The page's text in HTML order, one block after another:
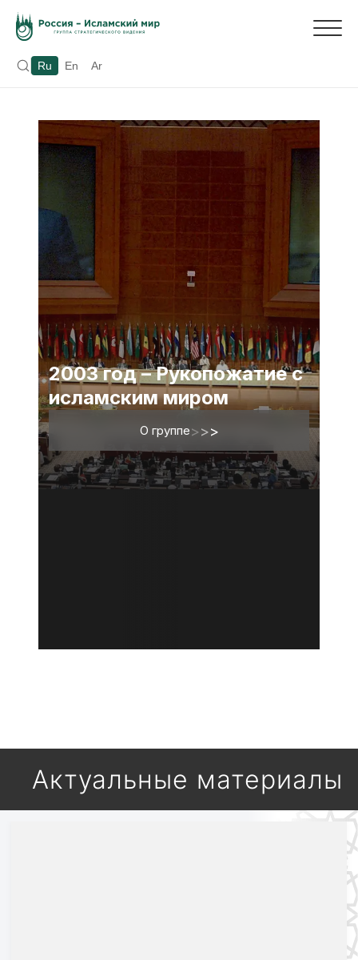
Ru En Ar
2003 год – Рукопожатие с
исламским миром
О группе>>>
Актуальные материалы